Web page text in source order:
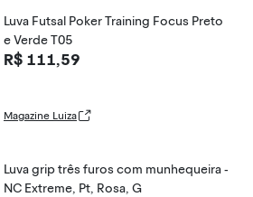
Luva Futsal Poker Training Focus Preto
e Verde T05
R$ 111,59
Magazine Luiza
Luva grip três furos com munhequeira -
NC Extreme, Pt, Rosa, G